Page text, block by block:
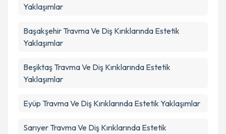
Yaklaşımlar
Başakşehir Travma Ve Diş Kırıklarında Estetik
Yaklaşımlar
Beşiktaş Travma Ve Diş Kırıklarında Estetik
Yaklaşımlar
Eyüp Travma Ve Diş Kırıklarında Estetik Yaklaşımlar
Sarıyer Travma Ve Diş Kırıklarında Estetik